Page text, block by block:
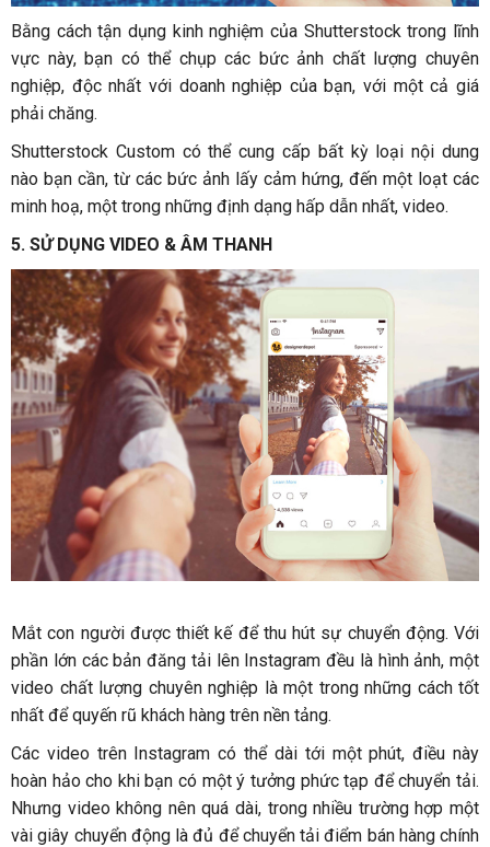
Bằng cách tận dụng kinh nghiệm của Shutterstock trong lĩnh
vực này, bạn có thể chụp các bức ảnh chất lượng chuyên
nghiệp, độc nhất với doanh nghiệp của bạn, với một cả giá
phải chăng.
Shutterstock Custom có thể cung cấp bất kỳ loại nội dung
nào bạn cần, từ các bức ảnh lấy cảm hứng, đến một loạt các
minh hoạ, một trong những định dạng hấp dẫn nhất, video.
5. SỬ DỤNG VIDEO & ÂM THANH
Mắt con người được thiết kế để thu hút sự chuyển động. Với
phần lớn các bản đăng tải lên Instagram đều là hình ảnh, một
video chất lượng chuyên nghiệp là một trong những cách tốt
nhất để quyến rũ khách hàng trên nền tảng.
Các video trên Instagram có thể dài tới một phút, điều này
hoàn hảo cho khi bạn có một ý tưởng phức tạp để chuyển tải.
Nhưng video không nên quá dài, trong nhiều trường hợp một
vài giây chuyển động là đủ để chuyển tải điểm bán hàng chính